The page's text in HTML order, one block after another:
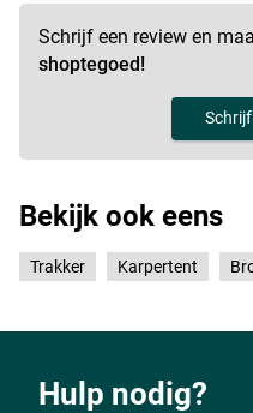
Schrijf een review en
shoptegoed!
Bekijk ook eens
Trakker Karpertent
Hulp nodig?